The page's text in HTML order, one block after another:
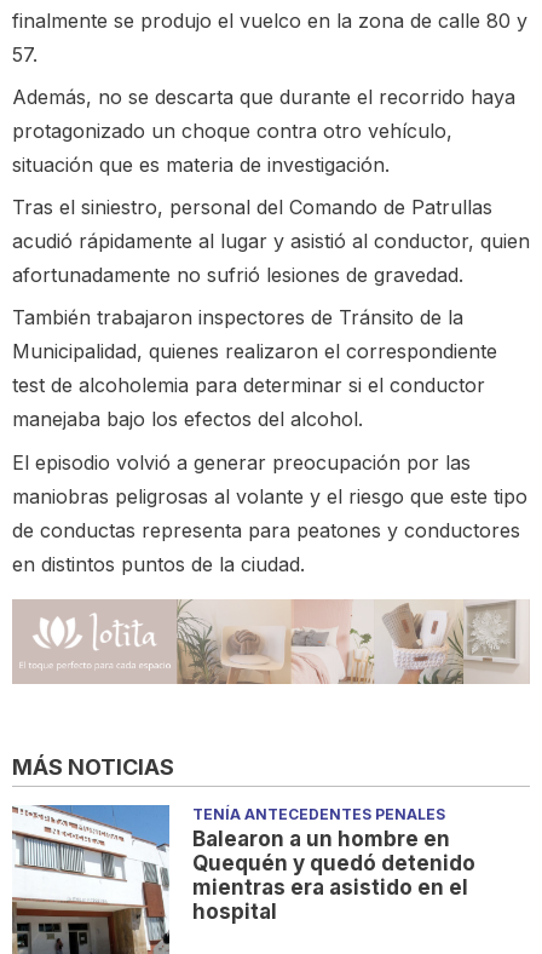
finalmente se produjo el vuelco en la zona de calle 80 y
57.
Además, no se descarta que durante el recorrido haya
protagonizado un choque contra otro vehículo,
situación que es materia de investigación.
Tras el siniestro, personal del Comando de Patrullas
acudió rápidamente al lugar y asistió al conductor, quien
afortunadamente no sufrió lesiones de gravedad.
También trabajaron inspectores de Tránsito de la
Municipalidad, quienes realizaron el correspondiente
test de alcoholemia para determinar si el conductor
manejaba bajo los efectos del alcohol.
El episodio volvió a generar preocupación por las
maniobras peligrosas al volante y el riesgo que este tipo
de conductas representa para peatones y conductores
en distintos puntos de la ciudad.
MÁS NOTICIAS
TENÍA ANTECEDENTES PENALES
Balearon a un hombre en
Quequén y quedó detenido
mientras era asistido en el
hospital